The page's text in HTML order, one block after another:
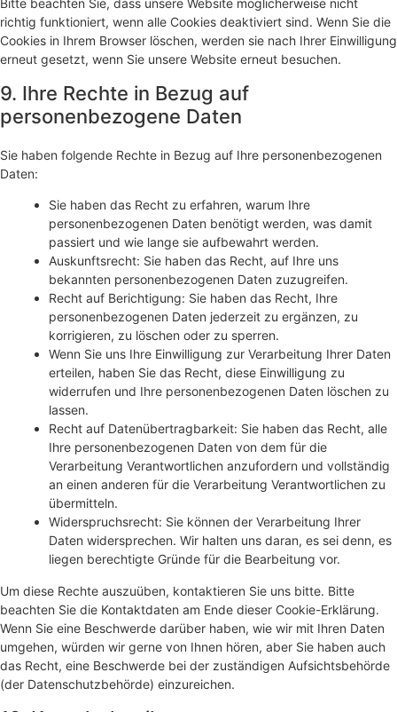
richtig funktioniert, wenn alle Cookies deaktiviert sind. Wenn Sie die
Cookies in Ihrem Browser löschen, werden sie nach Ihrer Einwilligung
erneut gesetzt, wenn Sie unsere Website erneut besuchen.
9. Ihre Rechte in Bezug auf
personenbezogene Daten
Sie haben folgende Rechte in Bezug auf Ihre personenbezogenen
Daten:
Sie haben das Recht zu erfahren, warum Ihre
personenbezogenen Daten benötigt werden, was damit
passiert und wie lange sie aufbewahrt werden.
Auskunftsrecht: Sie haben das Recht, auf Ihre uns
bekannten personenbezogenen Daten zuzugreifen.
Recht auf Berichtigung: Sie haben das Recht, Ihre
personenbezogenen Daten jederzeit zu ergänzen, zu
korrigieren, zu löschen oder zu sperren.
Wenn Sie uns Ihre Einwilligung zur Verarbeitung Ihrer Daten
erteilen, haben Sie das Recht, diese Einwilligung zu
widerrufen und Ihre personenbezogenen Daten löschen zu
lassen.
Recht auf Datenübertragbarkeit: Sie haben das Recht, alle
Ihre personenbezogenen Daten von dem für die
Verarbeitung Verantwortlichen anzufordern und vollständig
an einen anderen für die Verarbeitung Verantwortlichen zu
übermitteln.
Widerspruchsrecht: Sie können der Verarbeitung Ihrer
Daten widersprechen. Wir halten uns daran, es sei denn, es
liegen berechtigte Gründe für die Bearbeitung vor.
Um diese Rechte auszuüben, kontaktieren Sie uns bitte. Bitte
beachten Sie die Kontaktdaten am Ende dieser Cookie-Erklärung.
Wenn Sie eine Beschwerde darüber haben, wie wir mit Ihren Daten
umgehen, würden wir gerne von Ihnen hören, aber Sie haben auch
das Recht, eine Beschwerde bei der zuständigen Aufsichtsbehörde
(der Datenschutzbehörde) einzureichen.